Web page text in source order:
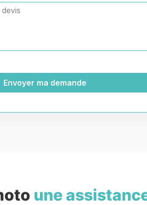
Envoyer ma demande
une